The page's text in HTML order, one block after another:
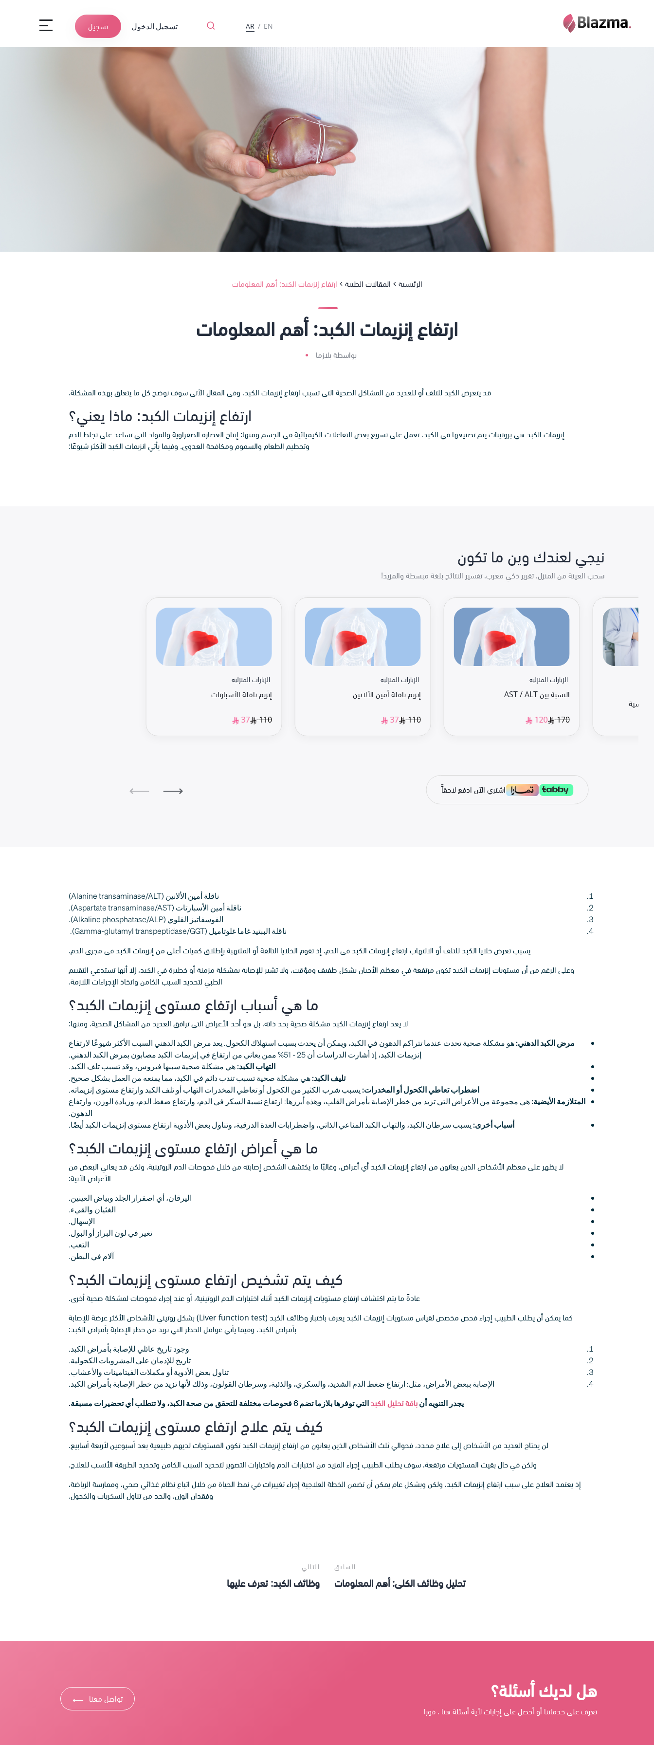
EN
/
AR تسجيل الدخول تسجيل
الرئيسية المقالات الطبية ارتفاع إنزيمات الكبد: أهم المعلومات
ارتفاع إنزيمات الكبد: أهم المعلومات
بواسطة بلازما
قد يتعرض الكبد للتلف أو للعديد من المشاكل الصحية التي تسبب ارتفاع إنزيمات الكبد، وفي المقال الآتي سوف نوضح كل ما يتعلق بهذه المشكلة.
ارتفاع إنزيمات الكبد: ماذا يعني؟
إنزيمات الكبد هي بروتينات يتم تصنيعها في الكبد، تعمل على تسريع بعض التفاعلات الكيميائية في الجسم ومنها: إنتاج العصارة الصفراوية والمواد التي تساعد على تجلط الدم
وتحطيم الطعام والسموم ومكافحة العدوى. وفيما يأتي انزيمات الكبد الأكثر شيوعًا:
نيجي لعندك وين ما تكون
سحب العينة من المنزل، تقرير ذكي معرب، تفسير النتائج بلغة مبسطة والمزيد!
الزيارات المنزلية
إنزيم ناقلة الأسبارتات
110
37
الزيارات المنزلية
إنزيم ناقلة أمين الألانين
110
37
الزيارات المنزلية
النسبة بين AST / ALT
170
120
⟵ ⟶ اشتري الآن ادفع لاحقاًً
ناقلة أمين الألانين (Alanine transaminase/ALT)
ناقلة أمين الأسبارتات (Aspartate transaminase/AST).
الفوسفاتيز القلوي (Alkaline phosphatase/ALP).
ناقلة الببتيد غاما غلوتاميل (Gamma-glutamyl transpeptidase/GGT).
يسبب تعرض خلايا الكبد للتلف أو الالتهاب ارتفاع إنزيمات الكبد في الدم، إذ تقوم الخلايا التالفة أو الملتهبة بإطلاق كميات أعلى من إنزيمات الكبد في مجرى الدم.
وعلى الرغم من أن مستويات إنزيمات الكبد تكون مرتفعة في معظم الأحيان بشكل طفيف ومؤقت، ولا تشير للإصابة بمشكلة مزمنة أو خطيرة في الكبد، إلا أنها تستدعي التقييم
الطبي لتحديد السبب الكامن واتخاذ الإجراءات اللازمة.
ما هي أسباب ارتفاع مستوى إنزيمات الكبد؟
لا يعد ارتفاع إنزيمات الكبد مشكلة صحية بحد ذاته، بل هو أحد الأعراض التي ترافق العديد من المشاكل الصحية، ومنها:
مرض الكبد الدهني:هو مشكلة صحية تحدث عندما تتراكم الدهون في الكبد، ويمكن أن يحدث بسبب استهلاك الكحول. يعد مرض الكبد الدهني السبب الأكثر شيوعًا لارتفاع
إنزيمات الكبد، إذ أشارت الدراسات أن 25 - 51% ممن يعاني من ارتفاع في إنزيمات الكبد مصابون بمرض الكبد الدهني.
التهاب الكبد:هي مشكلة صحية سببها فيروس، وقد تسبب تلف الكبد.
تليف الكبد:هي مشكلة صحية تسبب تندب دائم في الكبد، مما يمنعه من العمل بشكل صحيح.
اضطراب تعاطي الكحول أو المخدرات: يسبب شرب الكثير من الكحول أو تعاطي المخدرات التهاب أو تلف الكبد وارتفاع مستوى إنزيماته.
المتلازمة الأيضية:هي مجموعة من الأعراض التي تزيد من خطر الإصابة بأمراض القلب، وهذه أبرزها: ارتفاع نسبة السكر في الدم، وارتفاع ضغط الدم، وزيادة الوزن، وارتفاع
الدهون.
أسباب أخرى: يسبب سرطان الكبد، والتهاب الكبد المناعي الذاتي، واضطرابات الغدة الدرقية، وتناول بعض الأدوية ارتفاع مستوى إنزيمات الكبد أيضًا.
ما هي أعراض ارتفاع مستوى إنزيمات الكبد؟
لا يظهر على معظم الأشخاص الذين يعانون من ارتفاع إنزيمات الكبد أي أعراض، وغالبًا ما يكتشف الشخص إصابته من خلال فحوصات الدم الروتينية. ولكن قد يعاني البعض من
الأعراض الآتية:
اليرقان، أي اصفرار الجلد وبياض العينين.
الغثيان والقيء.
الإسهال.
تغير في لون البراز أو البول.
التعب.
آلام في البطن.
كيف يتم تشخيص ارتفاع مستوى إنزيمات الكبد؟
عادةً ما يتم اكتشاف ارتفاع مستويات إنزيمات الكبد أثناء اختبارات الدم الروتينية، أو عند إجراء فحوصات لمشكلة صحية أخرى.
كما يمكن أن يطلب الطبيب إجراء فحص مخصص لقياس مستويات إنزيمات الكبد يعرف باختبار وظائف الكبد (Liver function test) بشكل روتيني للأشخاص الأكثر عرضة للإصابة
بأمراض الكبد، وفيما يأتي عوامل الخطر التي تزيد من خطر الإصابة بأمراض الكبد:
وجود تاريخ عائلي للإصابة بأمراض الكبد.
تاريخ للإدمان على المشروبات الكحولية.
تناول بعض الأدوية أو مكملات الفيتامينات والأعشاب.
الإصابة ببعض الأمراض، مثل: ارتفاع ضغط الدم الشديد، والسكري، والذئبة، وسرطان القولون، وذلك لأنها تزيد من خطر الإصابة بأمراض الكبد.
يجدر التنويه أنباقة تحليل الكبدالتي توفرها بلازما تضم 6 فحوصات مختلفة للتحقق من صحة الكبد، ولا تتطلب أي تحضيرات مسبقة.
كيف يتم علاج ارتفاع مستوى إنزيمات الكبد؟
لن يحتاج العديد من الأشخاص إلى علاج محدد، فحوالي ثلث الأشخاص الذين يعانون من ارتفاع إنزيمات الكبد تكون المستويات لديهم طبيعية بعد أسبوعين لأربعة أسابيع.
ولكن في حال بقيت المستويات مرتفعة، سوف يطلب الطبيب إجراء المزيد من اختبارات الدم واختبارات التصوير لتحديد السبب الكامن وتحديد الطريقة الأنسب للعلاج.
إذ يعتمد العلاج على سبب ارتفاع إنزيمات الكبد، ولكن وبشكل عام يمكن أن تضمن الخطة العلاجية إجراء تغييرات في نمط الحياة من خلال اتباع نظام غذائي صحي، وممارسة الرياضة،
وفقدان الوزن، والحد من تناول السكريات والكحول.
السابق
تحليل وظائف الكلى: أهم المعلومات
التالي
وظائف الكبد: تعرف عليها
هل لديك أسئلة؟
تعرف على خدماتنا أو أحصل على إجابات لأية أسئلة هنا ، فورا
تواصل معنا ⟶